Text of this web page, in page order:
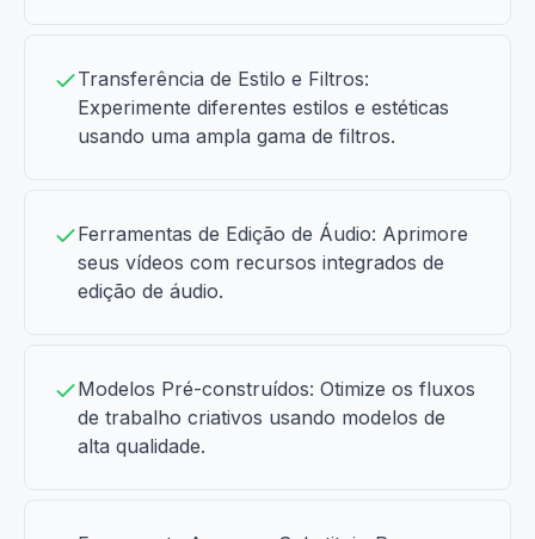
Transferência de Estilo e Filtros:
Experimente diferentes estilos e estéticas
usando uma ampla gama de filtros.
Ferramentas de Edição de Áudio: Aprimore
seus vídeos com recursos integrados de
edição de áudio.
Modelos Pré-construídos: Otimize os fluxos
de trabalho criativos usando modelos de
alta qualidade.